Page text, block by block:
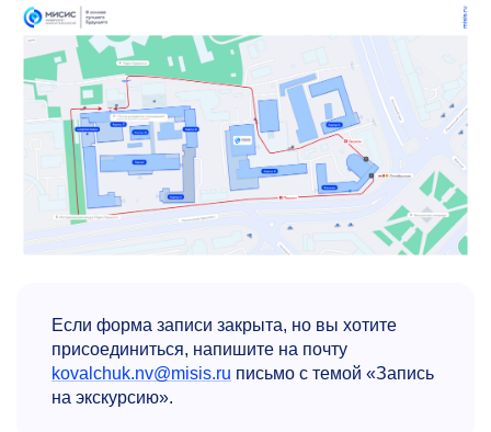
Если форма записи закрыта, но вы хотите
присоединиться, напишите на почту
kovalchuk.nv@misis.ru письмо с темой «Запись
на экскурсию».